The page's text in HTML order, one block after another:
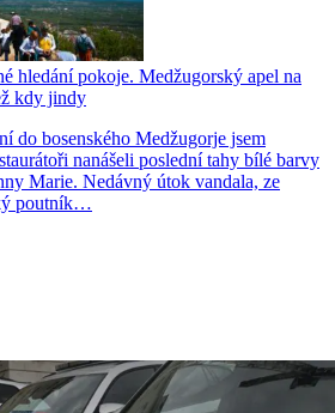
hledání pokoje. Medžugorský apel na
kdy jindy
do bosenského Medžugorje jsem
nanášeli poslední tahy bílé barvy
Marie. Nedávný útok vandala, ze
poutník…